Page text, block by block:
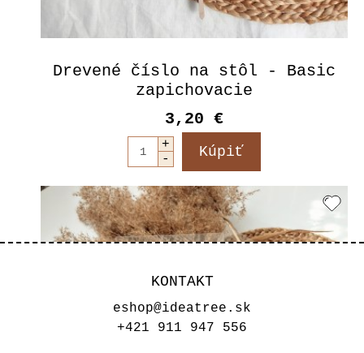
Drevené číslo na stôl - Basic
zapichovacie
3,20 €
KONTAKT
eshop@ideatree.sk
+421 911 947 556